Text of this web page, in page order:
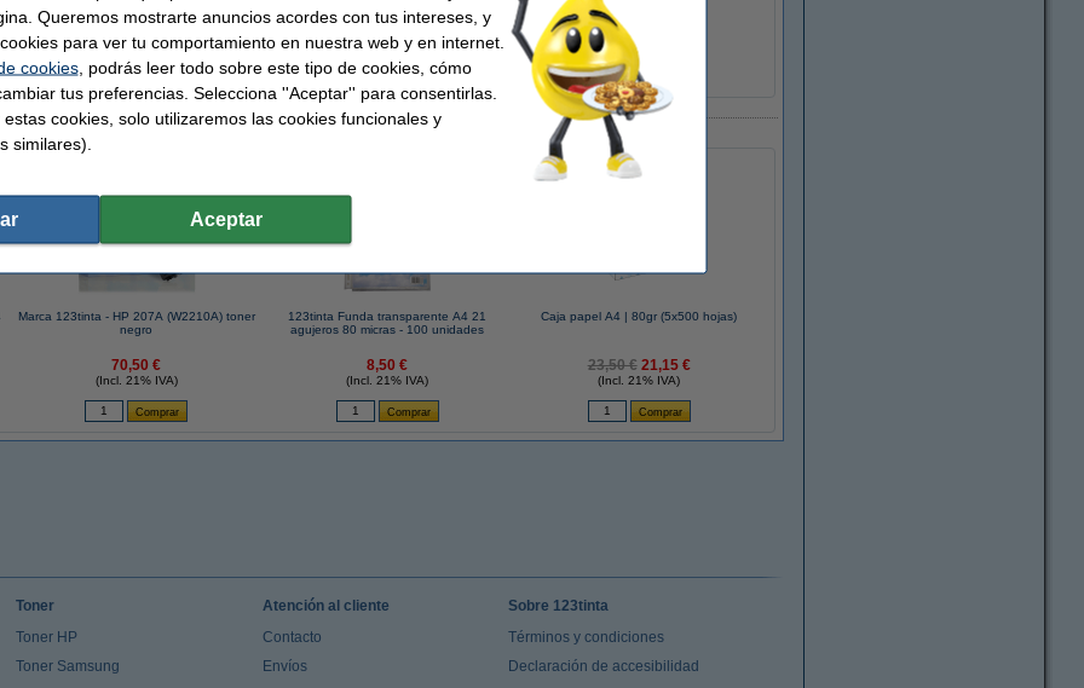
permanente
Bordes:
rectangular
Cantidad:
800 etiquetas
mm (largo x ancho) Cantidad:
100 hojas
Descargar: plantilla
también han elegido estos artículos.
Marca 123tinta - HP 207A (W2210A) toner
negro
70,50 €
(Incl. 21% IVA)
123tinta Funda transparente A4 21
agujeros 80 micras - 100 unidades
8,50 €
(Incl. 21% IVA)
Caja papel A4 | 80gr (5x500 hojas)
23,50 € 21,15 €
(Incl. 21% IVA)
Toner
Toner HP
Toner Samsung
Atención al cliente
Contacto
Envíos
Sobre 123tinta
Términos y condiciones
Declaración de accesibilidad
Queremos mostrarte anuncios acordes con tus intereses, y
para ver tu comportamiento en nuestra web y en internet.
cookies, podrás leer todo sobre este tipo de cookies, cómo
tus preferencias. Selecciona ''Aceptar'' para consentirlas.
cookies, solo utilizaremos las cookies funcionales y
similares).
Aceptar